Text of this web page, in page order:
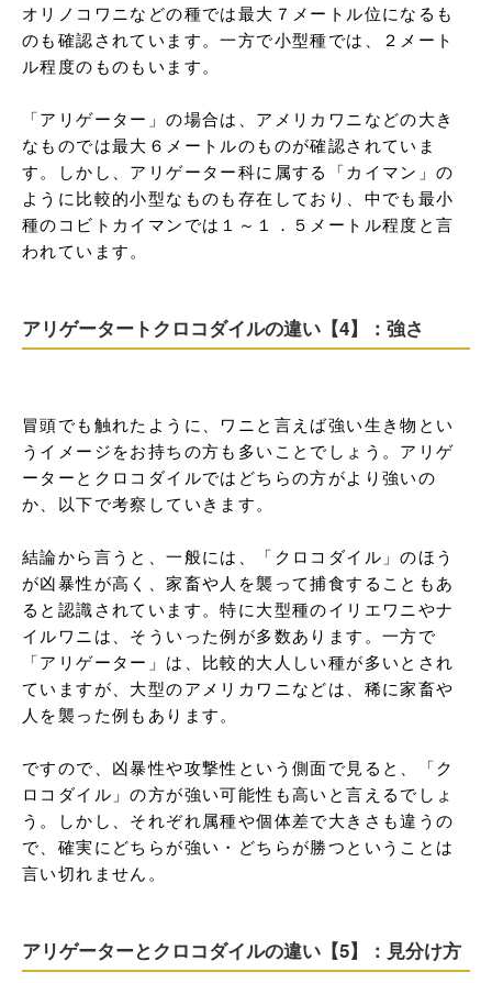
オリノコワニなどの種では最大７メートル位になるも
のも確認されています。一方で小型種では、２メート
ル程度のものもいます。
「アリゲーター」の場合は、アメリカワニなどの大き
なものでは最大６メートルのものが確認されていま
す。しかし、アリゲーター科に属する「カイマン」の
ように比較的小型なものも存在しており、中でも最小
種のコビトカイマンでは１～１．５メートル程度と言
われています。
アリゲータートクロコダイルの違い【4】：強さ
冒頭でも触れたように、ワニと言えば強い生き物とい
うイメージをお持ちの方も多いことでしょう。アリゲ
ーターとクロコダイルではどちらの方がより強いの
か、以下で考察していきます。
結論から言うと、一般には、「クロコダイル」のほう
が凶暴性が高く、家畜や人を襲って捕食することもあ
ると認識されています。特に大型種のイリエワニやナ
イルワニは、そういった例が多数あります。一方で
「アリゲーター」は、比較的大人しい種が多いとされ
ていますが、大型のアメリカワニなどは、稀に家畜や
人を襲った例もあります。
ですので、凶暴性や攻撃性という側面で見ると、「ク
ロコダイル」の方が強い可能性も高いと言えるでしょ
う。しかし、それぞれ属種や個体差で大きさも違うの
で、確実にどちらが強い・どちらが勝つということは
言い切れません。
アリゲーターとクロコダイルの違い【5】：見分け方